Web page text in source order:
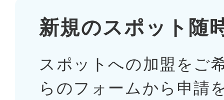
新規のスポット随
スポットへの加盟をご
らのフォームから申請